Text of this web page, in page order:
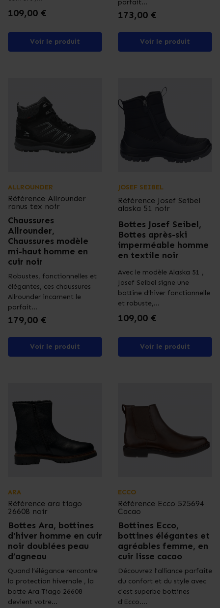
Prix
109,00 €
Voir le produit
parfait...
Prix
173,00 €
Voir le produit
ALLROUNDER
Référence Allrounder
ranus tex noir
Chaussures
Allrounder,
Chaussures modèle
mi-haut homme en
cuir noir
Robustes, fonctionnelles et
élégantes, ces chaussures
Allrounder incarnent le
parfait...
Prix
179,00 €
Voir le produit
JOSEF SEIBEL
Référence Josef Seibel
alaska 51 noir
Bottes Josef Seibel,
Bottes après-ski
imperméable homme
en textile noir
Avec le modèle Alaska 51 ,
Josef Seibel signe une
bottine d’hiver fonctionnelle
et robuste,...
Prix
109,00 €
Voir le produit
ARA
Référence ara tiago
26608 noir
Bottes Ara, bottines
d'hiver homme en cuir
noir doublées peau
d’agneau
Quand l’élégance rencontre
la protection hivernale , la
botte Ara Tiago 26608
devient votre...
ECCO
Référence Ecco 525694
Cacao
Bottines Ecco,
bottines élégantes et
agréables femme, en
cuir lisse cacao
Découvrez l'alliance parfaite
du confort et du style avec
c'est superbe bottines
d'Ecco....